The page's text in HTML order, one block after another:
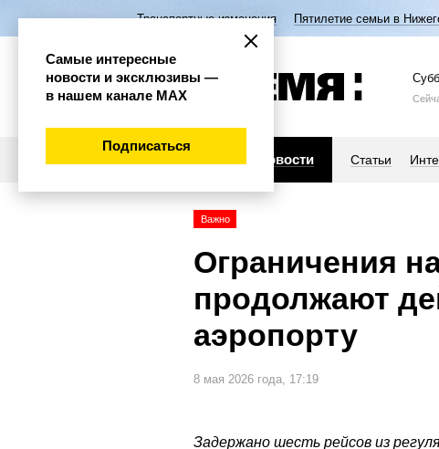
Транспортные изменения Пятилетие семьи в
Новости Статьи
Важно
Ограничения
продолжают
аэропорту
8 мая 2026 года, 17:19
Задержано шесть рейсов из
Самые интересные
новости и эксклюзивы —
в нашем канале МАХ
Подписаться